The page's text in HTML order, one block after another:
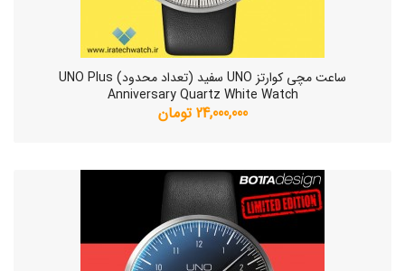
ساعت مچی کوارتز UNO سفید (تعداد محدود) UNO Plus
Anniversary Quartz White Watch
24,000,000 تومان